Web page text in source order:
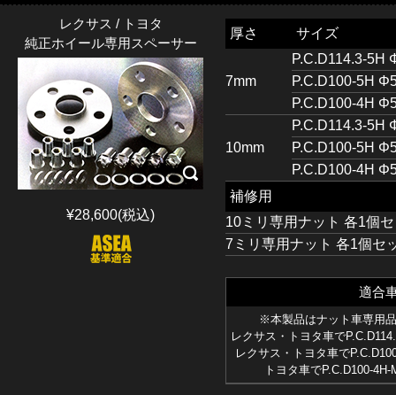
レクサス / トヨタ
純正ホイール専用スペーサー
¥28,600(税込)
厚さ サイズ
7mm
P.C.D114.3-5H
P.C.D100-5H
P.C.D100-4H
10mm
P.C.D114.3-5H
P.C.D100-5H
P.C.D100-4H
補修用
10ミリ専用ナット 各1個
7ミリ専用ナット 各1個セ
適合
※本製品はナット車専用
レクサス・トヨタ車で
レクサス・トヨタ車で
トヨタ車でP.C.D100-